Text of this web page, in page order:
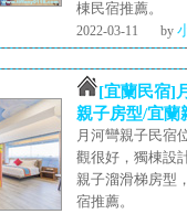
棟民宿推薦。
2022-03-11
by
[宜蘭民宿]
親子房型/宜蘭
月河彎親子民宿
觀很好，獨棟設
親子溜滑梯房型
宿推薦。